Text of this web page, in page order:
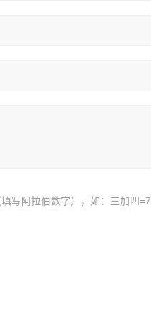
写阿拉伯数字），如：三加四=7